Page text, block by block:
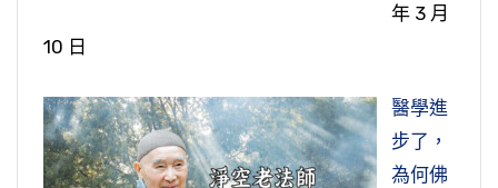
年 3 月
10 日
醫學進
步了，
為何佛